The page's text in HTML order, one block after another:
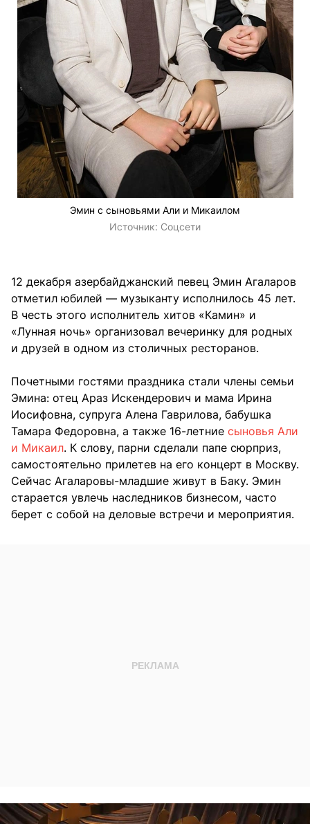
Эмин с сыновьями Али и Микаилом
Источник: Соцсети
12 декабря азербайджанский певец Эмин Агаларов
отметил юбилей — музыканту исполнилось 45 лет.
В честь этого исполнитель хитов «Камин» и
«Лунная ночь» организовал вечеринку для родных
и друзей в одном из столичных ресторанов.
Почетными гостями праздника стали члены семьи
Эмина: отец Араз Искендерович и мама Ирина
Иосифовна, супруга Алена Гаврилова, бабушка
Тамара Федоровна, а также 16-летние сыновья Али
и Микаил. К слову, парни сделали папе сюрприз,
самостоятельно прилетев на его концерт в Москву.
Сейчас Агаларовы-младшие живут в Баку. Эмин
старается увлечь наследников бизнесом, часто
берет с собой на деловые встречи и мероприятия.